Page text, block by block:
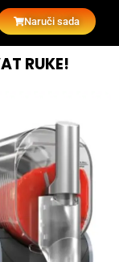
Naruči sada
RUKE!